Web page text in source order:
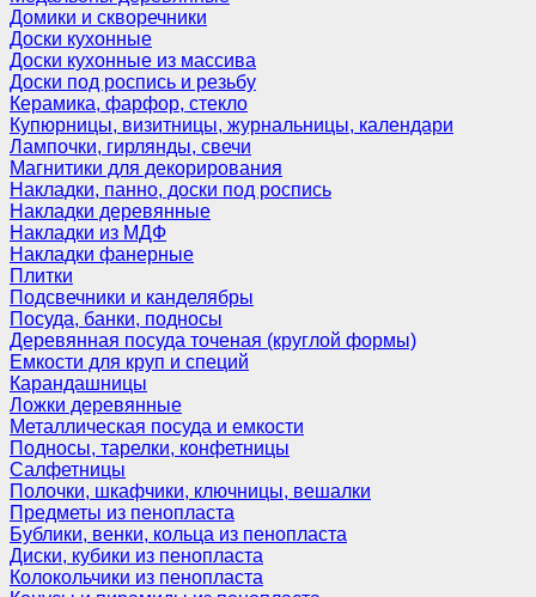
Домики и скворечники
Доски кухонные
Доски кухонные из массива
Доски под роспись и резьбу
Керамика, фарфор, стекло
Купюрницы, визитницы, журнальницы, календари
Лампочки, гирлянды, свечи
Магнитики для декорирования
Накладки, панно, доски под роспись
Накладки деревянные
Накладки из МДФ
Накладки фанерные
Плитки
Подсвечники и канделябры
Посуда, банки, подносы
Деревянная посуда точеная (круглой формы)
Емкости для круп и специй
Карандашницы
Ложки деревянные
Металлическая посуда и емкости
Подносы, тарелки, конфетницы
Салфетницы
Полочки, шкафчики, ключницы, вешалки
Предметы из пенопласта
Бублики, венки, кольца из пенопласта
Диски, кубики из пенопласта
Колокольчики из пенопласта